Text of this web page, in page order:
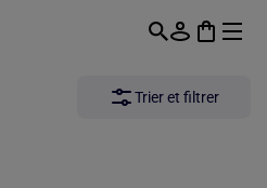
Trier et filtrer